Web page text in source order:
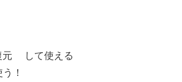
元 して使える
！